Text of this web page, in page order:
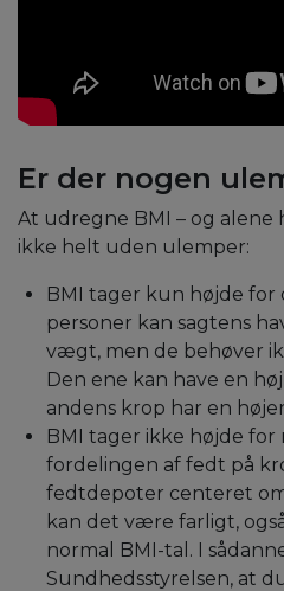
Er der nogen
At udregne BMI – og alene
ikke helt uden ulemper:
BMI tager kun højde for
personer kan sagtens
vægt, men de behøver
Den ene kan have en
andens krop har en
BMI tager ikke højde for
fordelingen af fedt på
fedtdepoter centeret
kan det være farligt,
normal BMI-tal. I
Sundhedsstyrelsen, at